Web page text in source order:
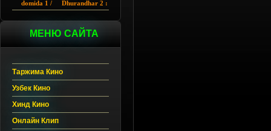
domida 1 /
Egallangan 1 /
Hind kino
Uzbek tilida
Dhurandhar 2 :
Intiqom 2026
МЕНЮ САЙТА
Таржима Кино
Узбек Кино
Хинд Кино
Онлайн Клип